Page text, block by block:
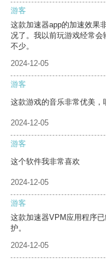
游客
这款加速器app的加速效果
况了。我以前玩游戏经常会
不少。
2024-12-05
游客
这款游戏的音乐非常优美，
2024-12-05
游客
这个软件我非常喜欢
2024-12-05
游客
这款加速器VPM应用程序
护。
2024-12-05